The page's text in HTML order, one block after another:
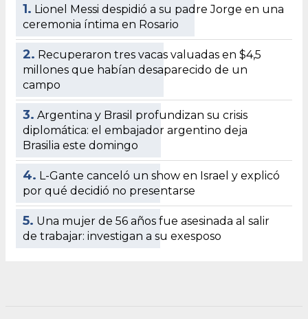
1. Lionel Messi despidió a su padre Jorge en una
ceremonia íntima en Rosario
2. Recuperaron tres vacas valuadas en $4,5
millones que habían desaparecido de un
campo
3. Argentina y Brasil profundizan su crisis
diplomática: el embajador argentino deja
Brasilia este domingo
4. L-Gante canceló un show en Israel y explicó
por qué decidió no presentarse
5. Una mujer de 56 años fue asesinada al salir
de trabajar: investigan a su exesposo